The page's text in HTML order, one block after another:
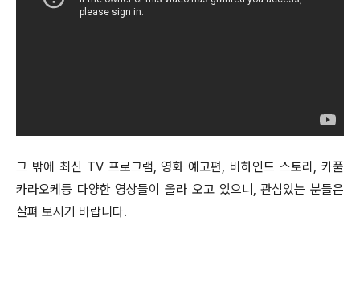
그 밖에 최신 TV 프로그램, 영화 예고편, 비하인드 스토리, 카풀
카라오케등 다양한 영상들이 올라 오고 있으니, 관심있는 분들은
살펴 보시기 바랍니다.